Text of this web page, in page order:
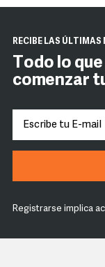
RECIBE LAS
Todo lo
comenzar
Registrarse implica